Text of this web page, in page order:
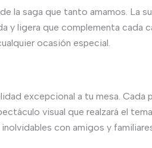
la saga que tanto amamos. La
y ligera que complementa cada
ocasión especial.
excepcional a tu mesa. Cada
visual que realzará el
con amigos y